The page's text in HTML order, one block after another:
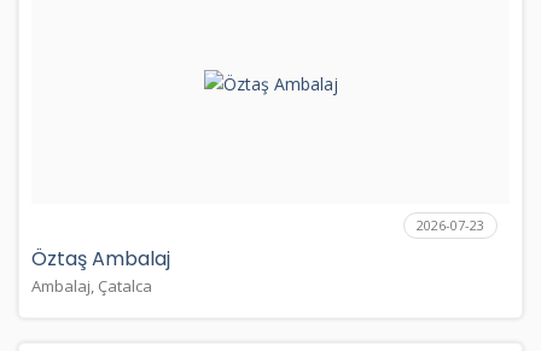
2026-07-23
Öztaş Ambalaj
Ambalaj, Çatalca